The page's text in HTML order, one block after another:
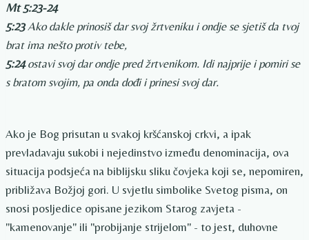
Mt 5:23-24
5:23Ako dakle prinosiš dar svoj žrtveniku i ondje se sjetiš da tvoj
brat ima nešto protiv tebe,
5:24ostavi svoj dar ondje pred žrtvenikom. Idi najprije i pomiri se
s bratom svojim, pa onda dođi i prinesi svoj dar.
Ako je Bog prisutan u svakoj kršćanskoj crkvi, a ipak
prevladavaju sukobi i nejedinstvo između denominacija, ova
situacija podsjeća na biblijsku sliku čovjeka koji se, nepomiren,
približava Božjoj gori. U svjetlu simbolike Svetog pisma, on
snosi posljedice opisane jezikom Starog zavjeta -
"kamenovanje" ili "probijanje strijelom" - to jest, duhovne